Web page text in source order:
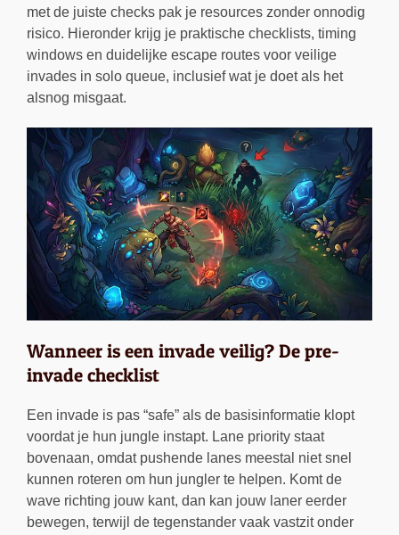
met de juiste checks pak je resources zonder onnodig
risico. Hieronder krijg je praktische checklists, timing
windows en duidelijke escape routes voor veilige
invades in solo queue, inclusief wat je doet als het
alsnog misgaat.
Wanneer is een invade veilig? De pre-
invade checklist
Een invade is pas “safe” als de basisinformatie klopt
voordat je hun jungle instapt. Lane priority staat
bovenaan, omdat pushende lanes meestal niet snel
kunnen roteren om hun jungler te helpen. Komt de
wave richting jouw kant, dan kan jouw laner eerder
bewegen, terwijl de tegenstander vaak vastzit onder